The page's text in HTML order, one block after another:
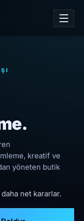
kreatif ve
yöneten butik
net kararlar.